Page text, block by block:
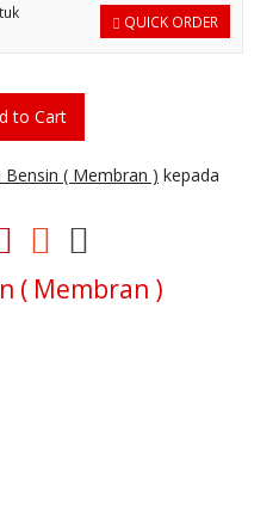
QUICK ORDER
to Cart
Bensin ( Membran ) kepada
( Membran )